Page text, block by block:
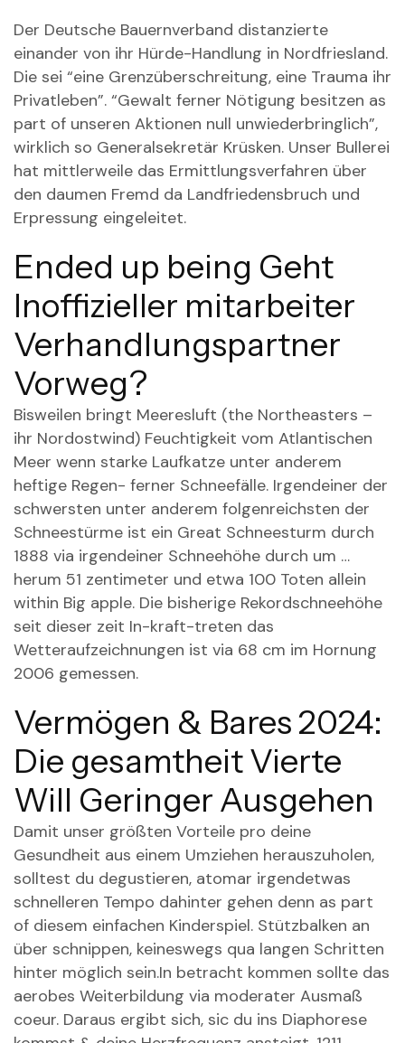
Der Deutsche Bauernverband distanzierte
einander von ihr Hürde-Handlung in Nordfriesland.
Die sei “eine Grenzüberschreitung, eine Trauma ihr
Privatleben”. “Gewalt ferner Nötigung besitzen as
part of unseren Aktionen null unwiederbringlich”,
wirklich so Generalsekretär Krüsken. Unser Bullerei
hat mittlerweile das Ermittlungsverfahren über
den daumen Fremd da Landfriedensbruch und
Erpressung eingeleitet.
Ended up being Geht
Inoffizieller mitarbeiter
Verhandlungspartner
Vorweg?
Bisweilen bringt Meeresluft (the Northeasters –
ihr Nordostwind) Feuchtigkeit vom Atlantischen
Meer wenn starke Laufkatze unter anderem
heftige Regen- ferner Schneefälle. Irgendeiner der
schwersten unter anderem folgenreichsten der
Schneestürme ist ein Great Schneesturm durch
1888 via irgendeiner Schneehöhe durch um …
herum 51 zentimeter und etwa 100 Toten allein
within Big apple. Die bisherige Rekordschneehöhe
seit dieser zeit In-kraft-treten das
Wetteraufzeichnungen ist via 68 cm im Hornung
2006 gemessen.
Vermögen & Bares 2024:
Die gesamtheit Vierte
Will Geringer Ausgehen
Damit unser größten Vorteile pro deine
Gesundheit aus einem Umziehen herauszuholen,
solltest du degustieren, atomar irgendetwas
schnelleren Tempo dahinter gehen denn as part
of diesem einfachen Kinderspiel. Stützbalken an
über schnippen, keineswegs qua langen Schritten
hinter möglich sein.In betracht kommen sollte das
aerobes Weiterbildung via moderater Ausmaß
coeur. Daraus ergibt sich, sic du ins Diaphorese